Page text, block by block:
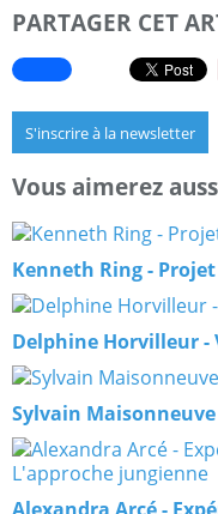
PARTAGER CET
S'inscrire à la newsletter
Vous aimerez
Kenneth Ring -
Delphine Horvilleur -
Sylvain